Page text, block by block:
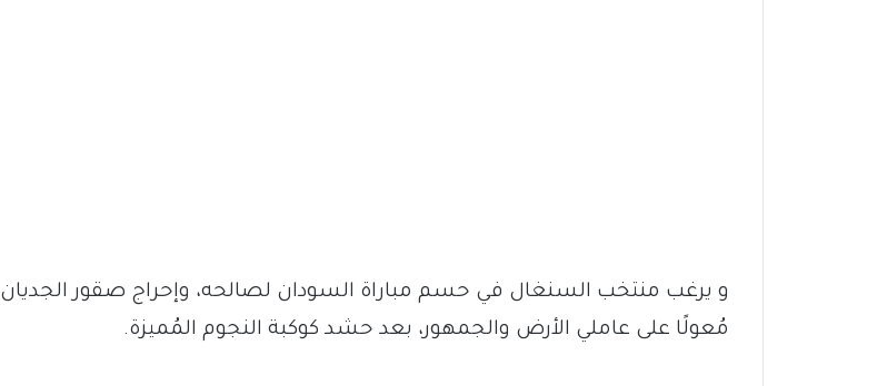
و يرغب منتخب السنغال في حسم مباراة السودان لصالحه، وإحراج صقور الجديان
مُعولًا على عاملي الأرض والجمهور، بعد حشد كوكبة النجوم المُميزة.